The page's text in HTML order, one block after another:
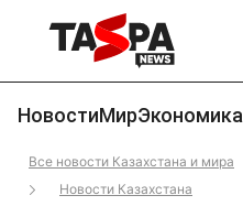
НовостиМирЭкономика
Все новости Казахстана и мира
Новости Казахстана